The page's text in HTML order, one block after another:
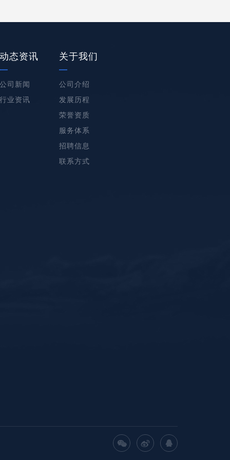
动态资讯
公司新闻
行业资讯
关于我们
公司介绍
发展历程
荣誉资质
服务体系
招聘信息
联系方式